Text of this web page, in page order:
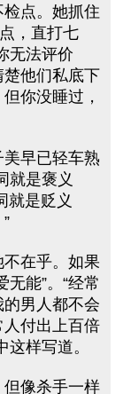
点。她抓住
，直打七
无法评价
他们私底下
你没睡过，
早已轻车熟
就是褒义
就是贬义
在乎。如果
能”。“经常
男人都不会
付出上百倍
样写道。
像杀手一样